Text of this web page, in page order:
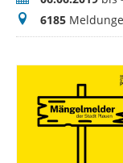
Meldungen
6185